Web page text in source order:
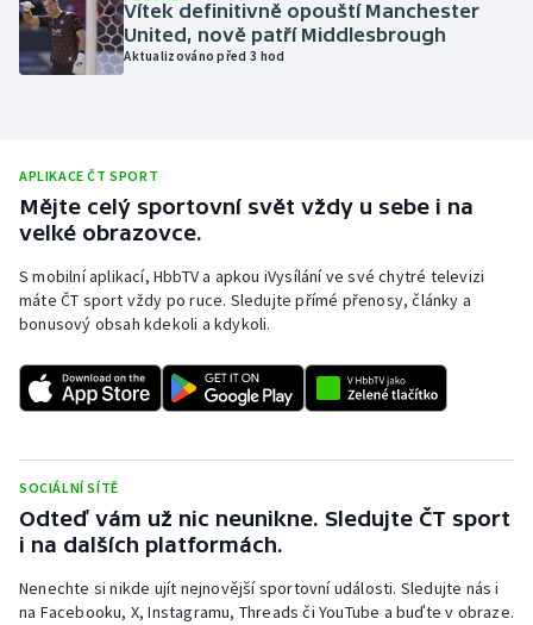
Plavání
Rychlobruslení
Rychlostní kanoistika
Short track
Sportovní střelba
Triatlon
Veslování
Vodní slalom
Vítek definitivně opouští Manchester
United, nově patří Middlesbrough
Aktualizováno před 3 hod
APLIKACE ČT SPORT
Mějte celý sportovní svět vždy u sebe i na
velké obrazovce.
S mobilní aplikací, HbbTV a apkou iVysílání ve své chytré televizi
máte ČT sport vždy po ruce. Sledujte přímé přenosy, články a
bonusový obsah kdekoli a kdykoli.
SOCIÁLNÍ SÍTĚ
Odteď vám už nic neunikne. Sledujte ČT sport
i na dalších platformách.
Nenechte si nikde ujít nejnovější sportovní události. Sledujte nás i
na Facebooku, X, Instagramu, Threads či YouTube a buďte v obraze.